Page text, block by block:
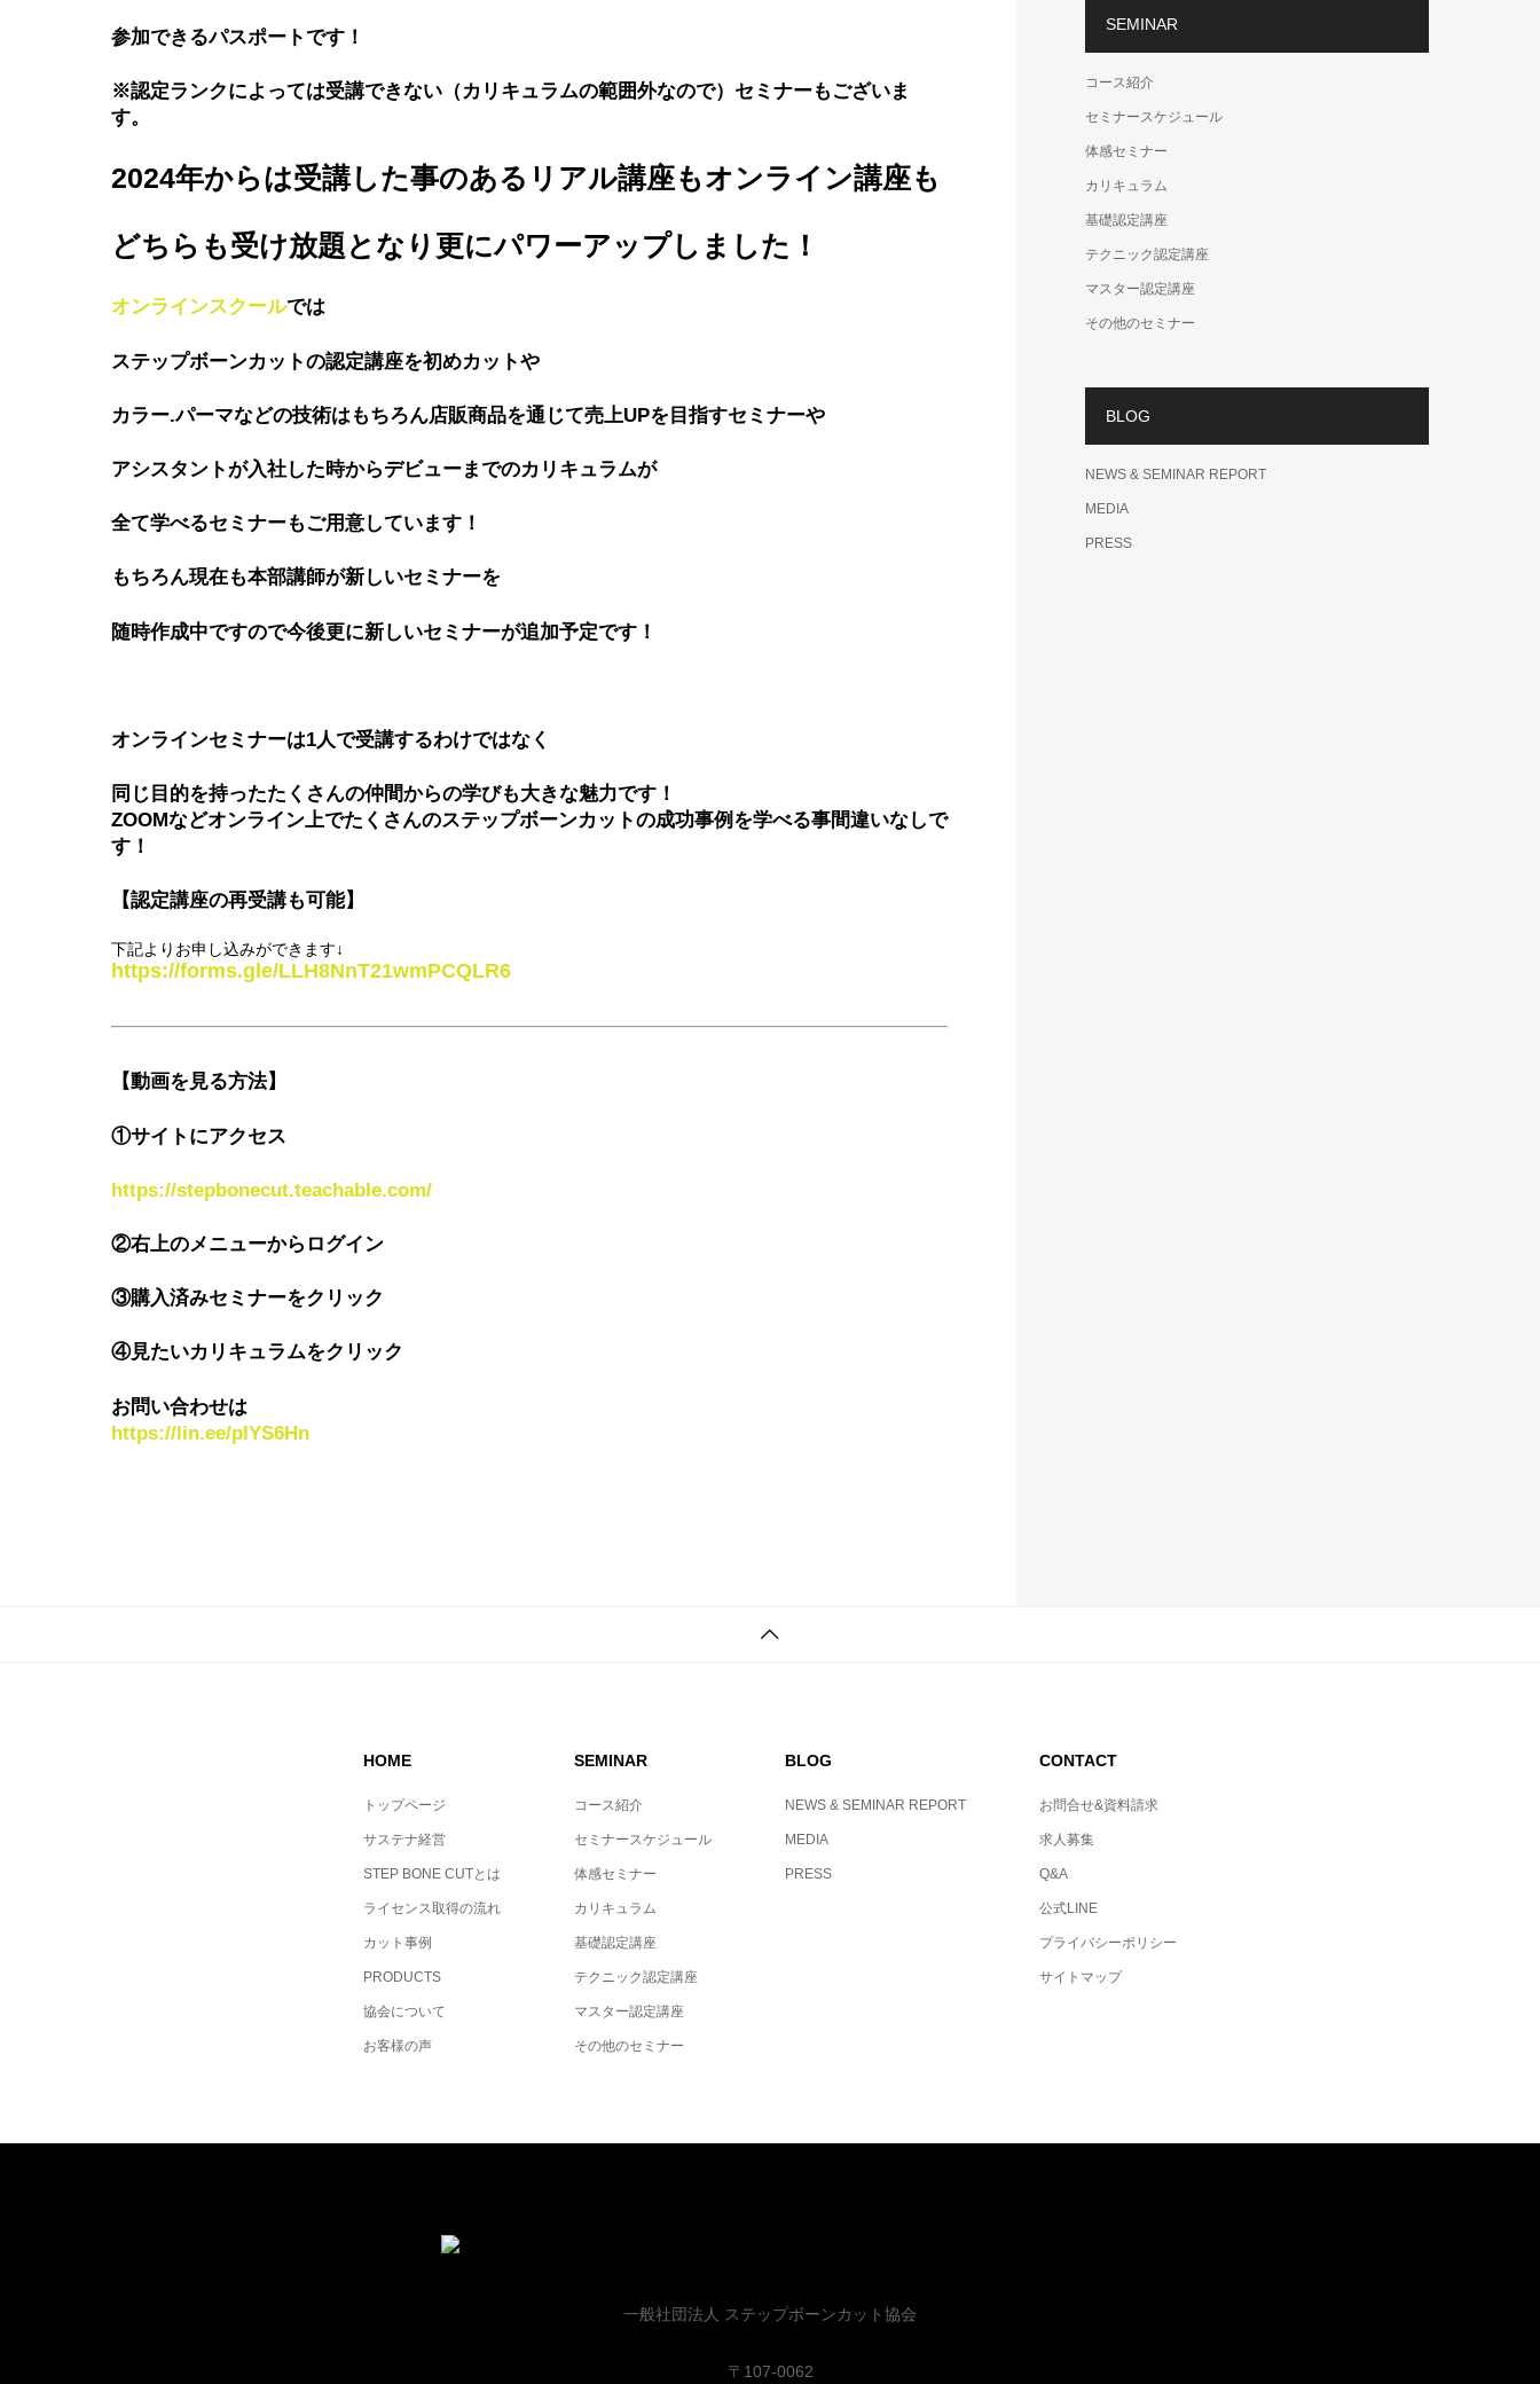
参加できるパスポートです！
※認定ランクによっては受講できない（カリキュラムの範囲外なので）セミナーもございま
す。
2024年からは受講した事のあるリアル講座もオンライン講座も
どちらも受け放題となり更にパワーアップしました！
オンラインスクールでは
ステップボーンカットの認定講座を初めカットや
カラー.パーマなどの技術はもちろん店販商品を通じて売上UPを目指すセミナーや
アシスタントが入社した時からデビューまでのカリキュラムが
全て学べるセミナーもご用意しています！
もちろん現在も本部講師が新しいセミナーを
随時作成中ですので今後更に新しいセミナーが追加予定です！
オンラインセミナーは1人で受講するわけではなく
同じ目的を持ったたくさんの仲間からの学びも大きな魅力です！
ZOOMなどオンライン上でたくさんのステップボーンカットの成功事例を学べる事間違いなしで
す！
【認定講座の再受講も可能】
下記よりお申し込みができます↓
https://forms.gle/LLH8NnT21wmPCQLR6
【動画を見る方法】
①サイトにアクセス
https://stepbonecut.teachable.com/
②右上のメニューからログイン
③購入済みセミナーをクリック
④見たいカリキュラムをクリック
お問い合わせは
https://lin.ee/pIYS6Hn
SEMINAR
コース紹介
セミナースケジュール
体感セミナー
カリキュラム
基礎認定講座
テクニック認定講座
マスター認定講座
その他のセミナー
BLOG
NEWS & SEMINAR REPORT
MEDIA
PRESS
HOME
トップページ
サステナ経営
STEP BONE CUTとは
ライセンス取得の流れ
カット事例
PRODUCTS
協会について
お客様の声
SEMINAR
コース紹介
セミナースケジュール
体感セミナー
カリキュラム
基礎認定講座
テクニック認定講座
マスター認定講座
その他のセミナー
BLOG
NEWS & SEMINAR REPORT
MEDIA
PRESS
CONTACT
お問合せ&資料請求
求人募集
Q&A
公式LINE
プライバシーポリシー
サイトマップ
一般社団法人 ステップボーンカット協会
〒107-0062